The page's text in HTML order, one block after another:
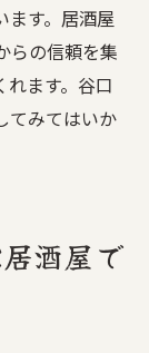
ます。居酒屋
らの信頼を集
ます。谷口
てみてはいか
酒屋で